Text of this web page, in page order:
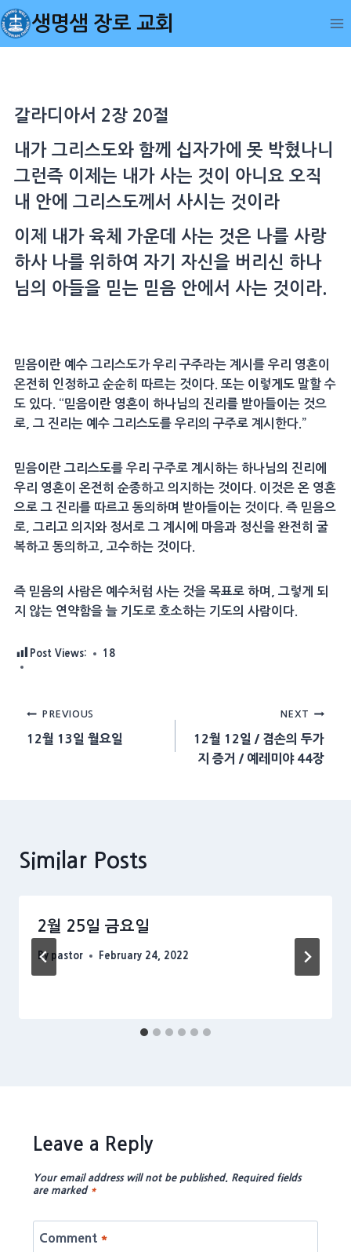
Skip
to
content
생명샘 장로 교회
갈라디아서 2장 20절
내가 그리스도와 함께 십자가에 못 박혔나니
그런즉 이제는 내가 사는 것이 아니요 오직
내 안에 그리스도께서 사시는 것이라
이제 내가 육체 가운데 사는 것은 나를 사랑
하사 나를 위하여 자기 자신을 버리신 하나
님의 아들을 믿는 믿음 안에서 사는 것이라.
믿음이란 예수 그리스도가 우리 구주라는 계시를 우리 영혼이
온전히 인정하고 순순히 따르는 것이다. 또는 이렇게도 말할 수
도 있다. “믿음이란 영혼이 하나님의 진리를 받아들이는 것으
로, 그 진리는 예수 그리스도를 우리의 구주로 계시한다.”
믿음이란 그리스도를 우리 구주로 계시하는 하나님의 진리에
우리 영혼이 온전히 순종하고 의지하는 것이다. 이것은 온 영혼
으로 그 진리를 따르고 동의하며 받아들이는 것이다. 즉 믿음으
로, 그리고 의지와 정서로 그 계시에 마음과 정신을 완전히 굴
복하고 동의하고, 고수하는 것이다.
즉 믿음의 사람은 예수처럼 사는 것을 목표로 하며, 그렇게 되
지 않는 연약함을 늘 기도로 호소하는 기도의 사람이다.
Post Views: 18
Post
navigation
PREVIOUS
12월 13일 월요일
NEXT
12월 12일 / 겸손의 두가
지 증거 / 예레미야 44장
Similar Posts
2월 25일 금요일
By pastor February 24, 2022
Leave a Reply
Your email address will not be published. Required fields
are marked *
Comment *